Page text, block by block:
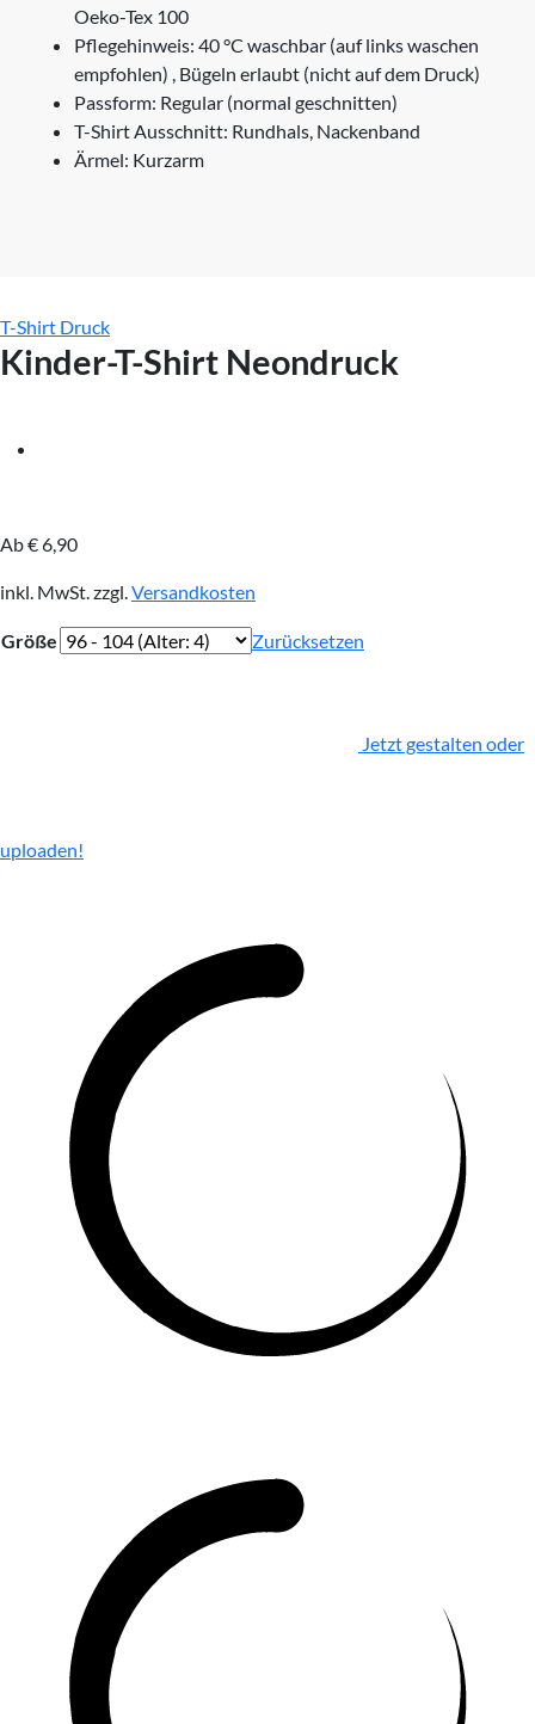
Oeko-Tex 100
Pflegehinweis: 40 °C waschbar (auf links waschen
empfohlen) , Bügeln erlaubt (nicht auf dem Druck)
Passform: Regular (normal geschnitten)
T-Shirt Ausschnitt: Rundhals, Nackenband
Ärmel: Kurzarm
T-Shirt Druck
Kinder-T-Shirt Neondruck
Ab€6,90
inkl. MwSt.zzgl.Versandkosten
Größe Zurücksetzen
Jetzt gestalten oder
uploaden!